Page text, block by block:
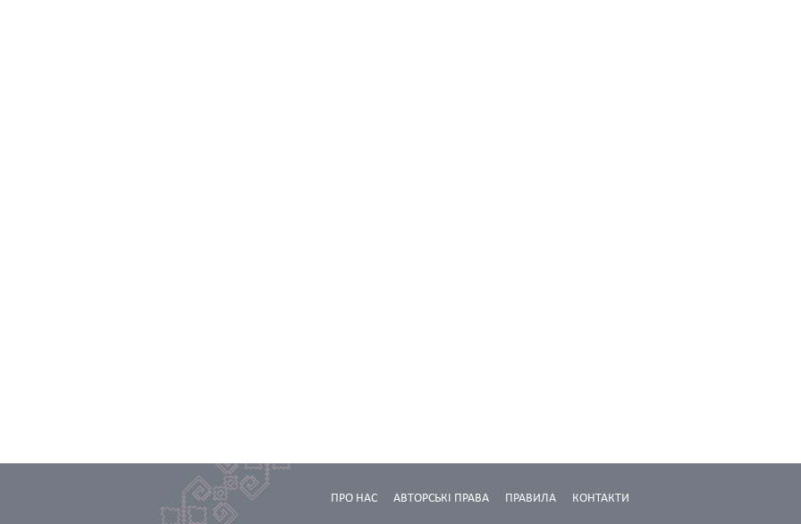
КОНТАКТИ
ПРАВИЛА
АВТОРСЬКІ ПРАВА
ПРО НАС